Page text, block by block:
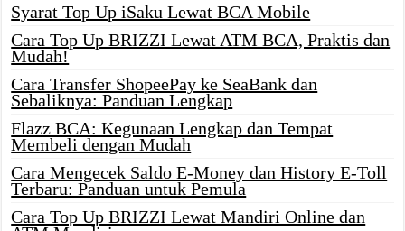
Syarat Top Up iSaku Lewat BCA Mobile
Cara Top Up BRIZZI Lewat ATM BCA, Praktis dan
Mudah!
Cara Transfer ShopeePay ke SeaBank dan
Sebaliknya: Panduan Lengkap
Flazz BCA: Kegunaan Lengkap dan Tempat
Membeli dengan Mudah
Cara Mengecek Saldo E-Money dan History E-Toll
Terbaru: Panduan untuk Pemula
Cara Top Up BRIZZI Lewat Mandiri Online dan